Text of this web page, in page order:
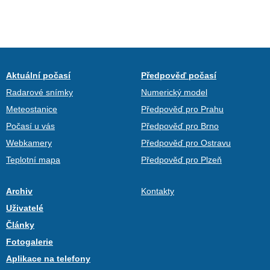
Aktuální počasí
Radarové snímky
Meteostanice
Počasí u vás
Webkamery
Teplotní mapa
Předpověď počasí
Numerický model
Předpověď pro Prahu
Předpověď pro Brno
Předpověď pro Ostravu
Předpověď pro Plzeň
Archiv
Uživatelé
Články
Fotogalerie
Aplikace na telefony
Kontakty